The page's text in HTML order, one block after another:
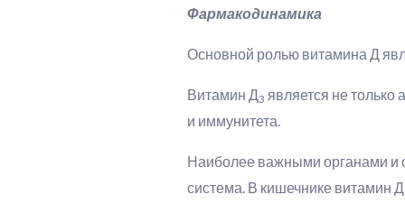
Фармакодинамика
Основной ролью витамина Д
Витамин Д3 является не
и иммунитета.
Наиболее важными органами и
система. В кишечнике витамин